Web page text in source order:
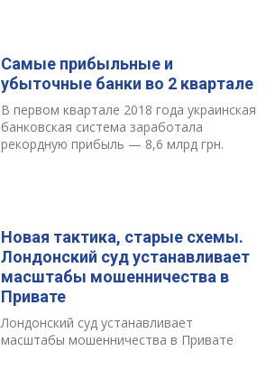
Самые прибыльные и
убыточные банки во 2 квартале
В первом квартале 2018 года украинская
банковская система заработала
рекордную прибыль — 8,6 млрд грн.
Новая тактика, старые схемы.
Лондонский суд устанавливает
масштабы мошенничества в
Привате
Лондонский суд устанавливает
масштабы мошенничества в Привате